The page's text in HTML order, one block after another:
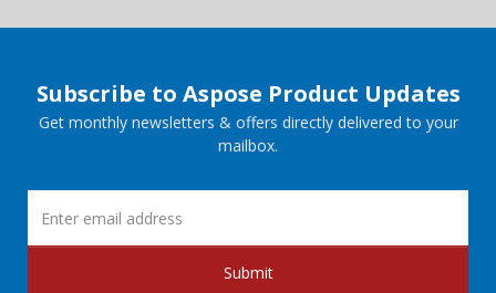
Subscribe to Aspose Product Updates
Get monthly newsletters & offers directly delivered to your
mailbox.
Submit